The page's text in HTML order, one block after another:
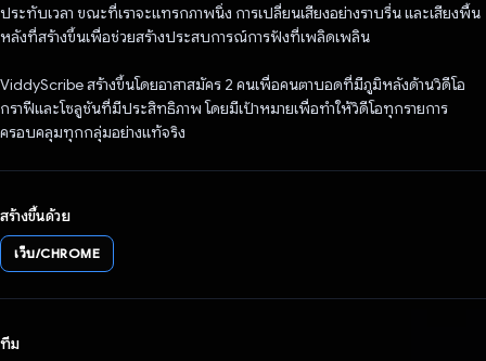
ประทับเวลา ขณะที่เราจะแทรกภาพนิ่ง การเปลี่ยนเสียงอย่างราบรื่น และเสียงพื้น
หลังที่สร้างขึ้นเพื่อช่วยสร้างประสบการณ์การฟังที่เพลิดเพลิน
ViddyScribe สร้างขึ้นโดยอาสาสมัคร 2 คนเพื่อคนตาบอดที่มีภูมิหลังด้านวิดีโอ
กราฟีและโซลูชันที่มีประสิทธิภาพ โดยมีเป้าหมายเพื่อทำให้วิดีโอทุกรายการ
ครอบคลุมทุกกลุ่มอย่างแท้จริง
สร้างขึ้นด้วย
เว็บ/CHROME
ทีม